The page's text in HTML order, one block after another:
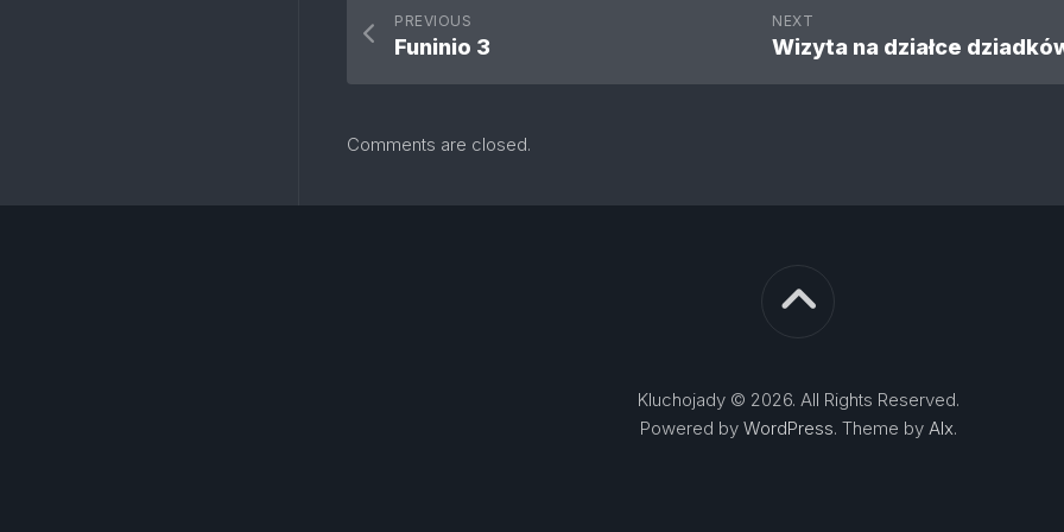
NEXT
Wizyta na działce
PREVIOUS
Funinio 3
Comments are closed.
Kluchojady © 2026. All Rights Reserved.
Powered by WordPress. Theme by Alx.